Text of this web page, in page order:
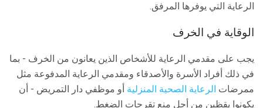
الرعاية التي يوفرها المرفق.
الوقاية في الخرف
يجب على مقدمي الرعاية للأشخاص الذين يعانون من الخرف - بما
في ذلك أفراد الأسرة والأصدقاء ومقدمي الرعاية المدفوعة مثل
ممرضات الرعاية الصحية المنزلية أو موظفي دار التمريض - أن
يكونوا يقظين من أجل منع تقرحات الضغط.